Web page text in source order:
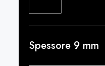
Spessore 9 mm